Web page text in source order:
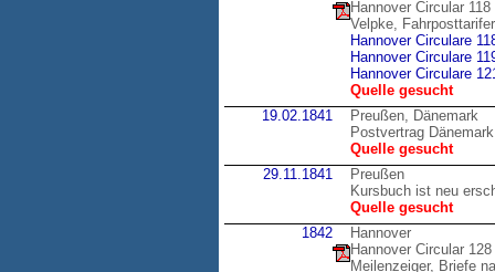
Hannover Circular
Velpke,
Hannover Circulare
Hannover Circulare
Hannover Circulare
Quelle gesucht
19.02.1841
Preußen, Dänemark
Postvertrag
Quelle gesucht
29.11.1841
Preußen
Kursbuch ist neu
Quelle gesucht
1842
Hannover
Hannover Circular
Meilenzeiger, Briefe